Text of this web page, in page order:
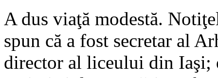
A dus viaţă modestă.
spun că a fost secretar al
director al liceului din Iaşi;